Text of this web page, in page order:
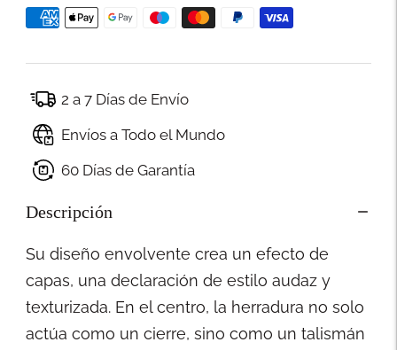
2 a 7 Días de Envío
Envíos a Todo el Mundo
60 Días de Garantía
Descripción
Su diseño envolvente crea un efecto de
capas, una declaración de estilo audaz y
texturizada. En el centro, la herradura no solo
actúa como un cierre, sino como un talismán